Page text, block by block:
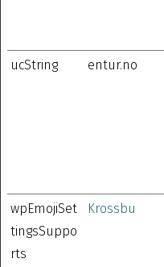
ucString entur.no
wpEmojiSet
tingsSuppo
rts
Krossbu